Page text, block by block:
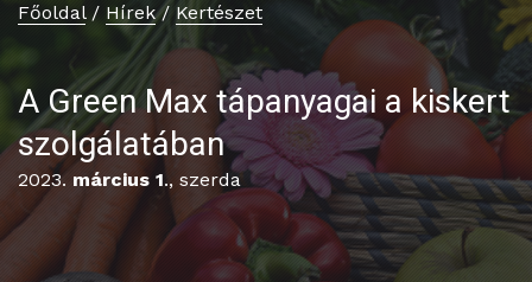
Főoldal/ Hírek/ Kertészet
A Green Max tápanyagai a kiskert
szolgálatában
2023. március 1., szerda